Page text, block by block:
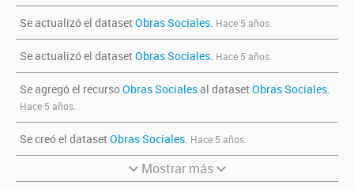
Se actualizó el dataset Obras Sociales. Hace 5 años.
Se actualizó el dataset Obras Sociales. Hace 5 años.
Se agregó el recursoObras Socialesal dataset Obras Sociales.
Hace 5 años.
Se creó el dataset Obras Sociales. Hace 5 años.
Mostrar más